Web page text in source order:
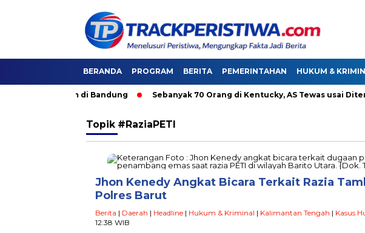
BERANDA PROGRAM BERITA PEMERINTAHAN HUKUM &
Umum di Bandung Sebanyak 70 Orang di Kentucky, AS Tewas usai
Topik #RaziaPETI
Jhon Kenedy Angkat Bicara Terkait Razia
Polres Barut
Berita | Daerah | Headline | Hukum & Kriminal | Kalimantan Tengah | Kasus
12:38 WIB